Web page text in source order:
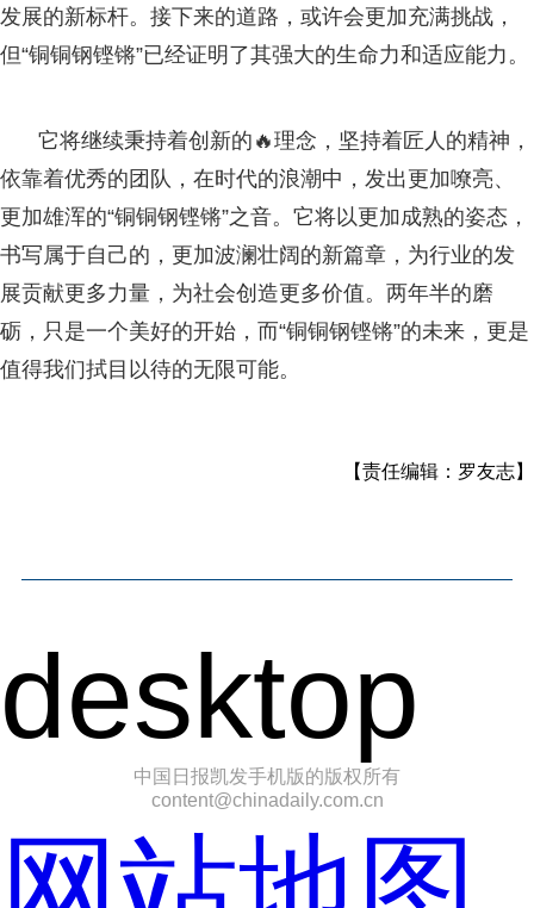
发展的新标杆。接下来的道路，或许会更加充满挑战，
但“铜铜钢铿锵”已经证明了其强大的生命力和适应能力。
它将继续秉持着创新的🔥理念，坚持着匠人的精神，
依靠着优秀的团队，在时代的浪潮中，发出更加嘹亮、
更加雄浑的“铜铜钢铿锵”之音。它将以更加成熟的姿态，
书写属于自己的，更加波澜壮阔的新篇章，为行业的发
展贡献更多力量，为社会创造更多价值。两年半的磨
砺，只是一个美好的开始，而“铜铜钢铿锵”的未来，更是
值得我们拭目以待的无限可能。
【责任编辑：罗友志】
desktop
中国日报凯发手机版的版权所有
content@chinadaily.com.cn